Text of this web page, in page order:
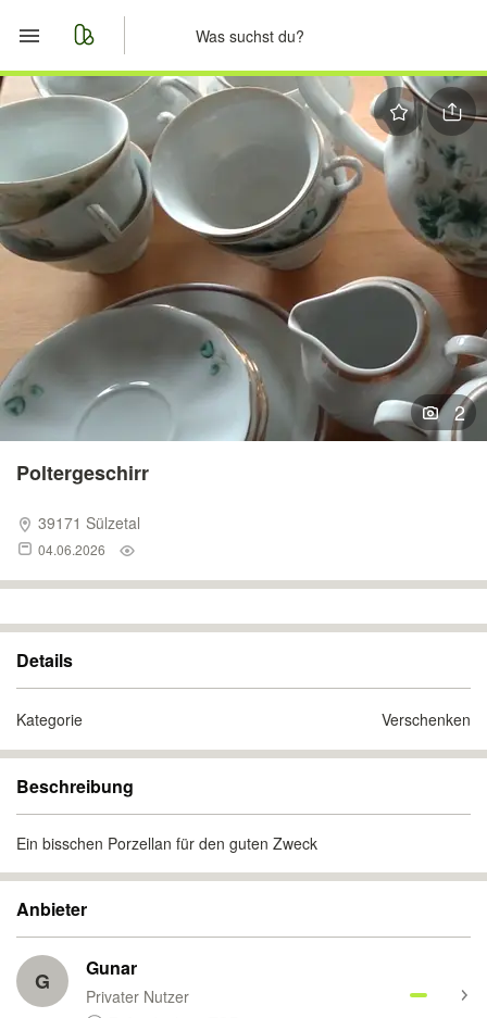
Start
Merkliste
Nachrichten
Anzeige aufgeben
2
Poltergeschirr
39171 Sülzetal
04.06.2026
Details
Kategorie Verschenken
Beschreibung
Ein bisschen Porzellan für den guten Zweck
Anbieter
G Gunar
Privater Nutzer